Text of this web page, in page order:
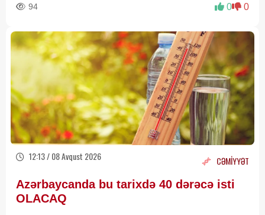
94 0 0
12:13 / 08 Avqust 2026 CƏMİYYƏT
Azərbaycanda bu tarixdə 40 dərəcə isti
OLACAQ